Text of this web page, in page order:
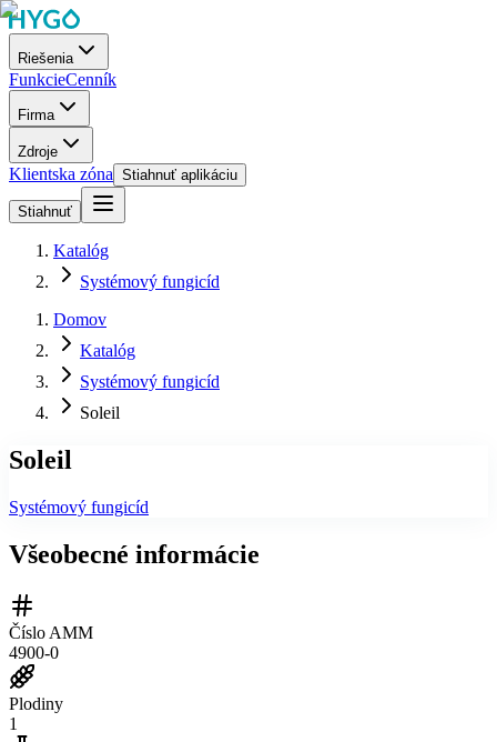
Riešenia
FunkcieCenník
Firma
Zdroje
Klientska zóna Stiahnuť aplikáciu
Stiahnuť
Katalóg
Systémový fungicíd
Domov
Katalóg
Systémový fungicíd
Soleil
Soleil
Systémový fungicíd
Všeobecné informácie
Číslo AMM
4900-0
Plodiny
1